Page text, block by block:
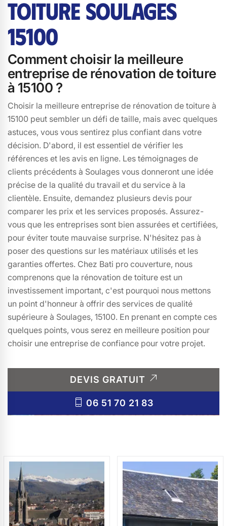
TOITURE SOULAGES
15100
Comment choisir la meilleure
entreprise de rénovation de toiture
à 15100 ?
Choisir la meilleure entreprise de rénovation de toiture à
15100 peut sembler un défi de taille, mais avec quelques
astuces, vous vous sentirez plus confiant dans votre
décision. D'abord, il est essentiel de vérifier les
références et les avis en ligne. Les témoignages de
clients précédents à Soulages vous donneront une idée
précise de la qualité du travail et du service à la
clientèle. Ensuite, demandez plusieurs devis pour
comparer les prix et les services proposés. Assurez-
vous que les entreprises sont bien assurées et certifiées,
pour éviter toute mauvaise surprise. N'hésitez pas à
poser des questions sur les matériaux utilisés et les
garanties offertes. Chez Bati pro couverture, nous
comprenons que la rénovation de toiture est un
investissement important, c'est pourquoi nous mettons
un point d'honneur à offrir des services de qualité
supérieure à Soulages, 15100. En prenant en compte ces
quelques points, vous serez en meilleure position pour
choisir une entreprise de confiance pour votre projet.
DEVIS GRATUIT
06 51 70 21 83